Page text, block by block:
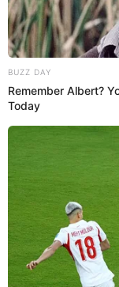
más detalles.
[VIDEO]
Cierre total de Vía
por obras en